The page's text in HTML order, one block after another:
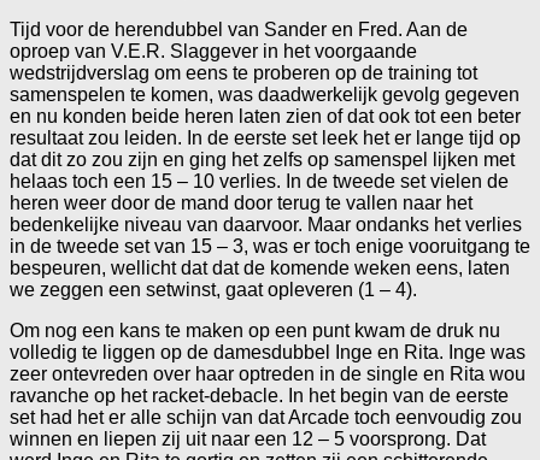
Tijd voor de herendubbel van Sander en Fred. Aan de
oproep van V.E.R. Slaggever in het voorgaande
wedstrijdverslag om eens te proberen op de training tot
samenspelen te komen, was daadwerkelijk gevolg gegeven
en nu konden beide heren laten zien of dat ook tot een beter
resultaat zou leiden. In de eerste set leek het er lange tijd op
dat dit zo zou zijn en ging het zelfs op samenspel lijken met
helaas toch een 15 – 10 verlies. In de tweede set vielen de
heren weer door de mand door terug te vallen naar het
bedenkelijke niveau van daarvoor. Maar ondanks het verlies
in de tweede set van 15 – 3, was er toch enige vooruitgang te
bespeuren, wellicht dat dat de komende weken eens, laten
we zeggen een setwinst, gaat opleveren (1 – 4).
Om nog een kans te maken op een punt kwam de druk nu
volledig te liggen op de damesdubbel Inge en Rita. Inge was
zeer ontevreden over haar optreden in de single en Rita wou
ravanche op het racket-debacle. In het begin van de eerste
set had het er alle schijn van dat Arcade toch eenvoudig zou
winnen en liepen zij uit naar een 12 – 5 voorsprong. Dat